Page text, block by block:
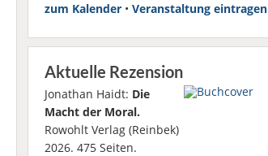
zum Kalender• Veranstaltung eintragen
Aktuelle Rezension
Jonathan Haidt: Die
Macht der Moral.
Rowohlt Verlag (Reinbek)
2026. 475 Seiten.